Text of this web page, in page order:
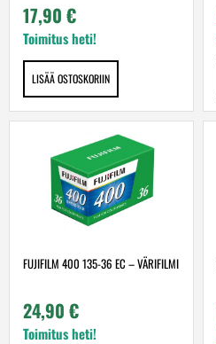
17,90 €
Toimitus heti!
LISÄÄ OSTOSKORIIN
FUJIFILM 400 135-36 EC – VÄRIFILMI
24,90 €
Toimitus heti!